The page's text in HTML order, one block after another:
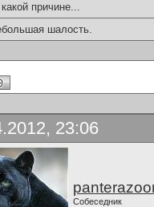
причине...
шалость.
23:06
Собеседник